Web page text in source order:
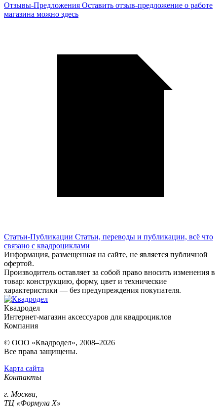
Отзывы-Предложения Оставить отзыв-предложение о работе
магазина можно здесь
Статьи-Публикации Статьи, переводы и публикации, всё что
связано с квадроциклами
Информация, размещенная на сайте, не является публичной
офертой.
Производитель оставляет за собой право вносить изменения в
товар: конструкцию, форму, цвет и технические
характеристики — без предупреждения покупателя.
Квадродел
Интернет-магазин аксессуаров для квадроциклов
Компания
© ООО «Квадродел», 2008–2026
Все права защищены.
Карта сайта
Контакты
г. Москва,
ТЦ «Формула Х»